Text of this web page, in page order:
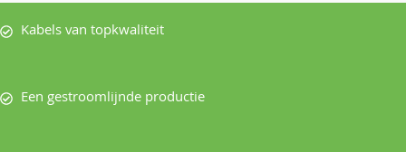
Kabels van topkwaliteit
Een gestroomlijnde productie